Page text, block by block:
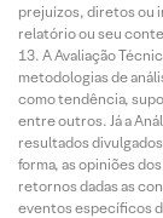
prejuízos, diretos ou
relatório ou seu
A Avaliação
metodologias de
como tendência,
entre outros. Já a
resultados
forma, as opiniões
retornos dadas as
eventos específicos